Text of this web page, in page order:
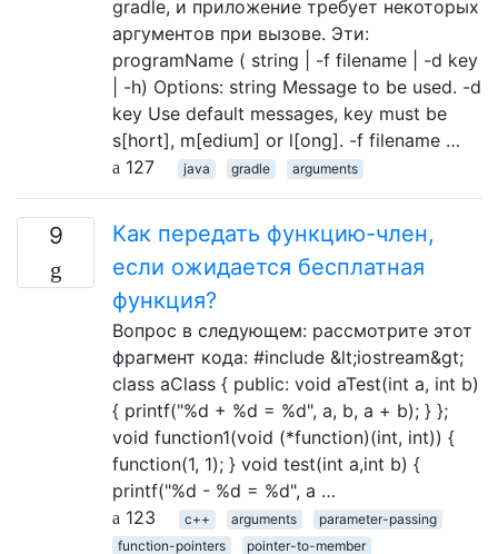
gradle, и приложение требует некоторых
аргументов при вызове. Эти:
programName ( string | -f filename | -d key
| -h) Options: string Message to be used. -d
key Use default messages, key must be
s[hort], m[edium] or l[ong]. -f filename …
127
java gradle arguments
9
Как передать функцию-член,
если ожидается бесплатная
функция?
Вопрос в следующем: рассмотрите этот
фрагмент кода: #include &lt;iostream&gt;
class aClass { public: void aTest(int a, int b)
{ printf("%d + %d = %d", a, b, a + b); } };
void function1(void (*function)(int, int)) {
function(1, 1); } void test(int a,int b) {
printf("%d - %d = %d", a …
123
c++ arguments
parameter-passing
function-pointers
pointer-to-member